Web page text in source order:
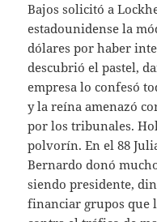
Bajos solicitó a
estadounidense la
dólares por haber
descubrió el pastel,
empresa lo confesó
y la reína amenazó
por los tribunales.
polvorín. En el 88
Bernardo donó
siendo presidente,
financiar grupos que